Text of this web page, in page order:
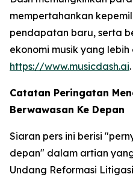
mempertahankan
pendapatan baru, serta
ekonomi musik yang
https://www.musicdash.ai.
Catatan Peringatan
Berwawasan Ke Depan
Siaran pers ini berisi
depan" dalam artian
Undang Reformasi